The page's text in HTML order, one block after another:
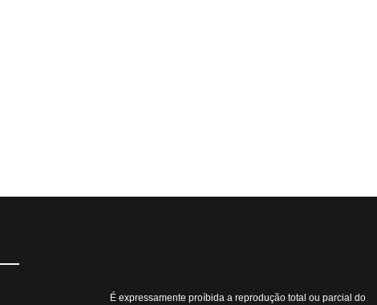
É expressamente proíbida a reprodução total ou parcial do